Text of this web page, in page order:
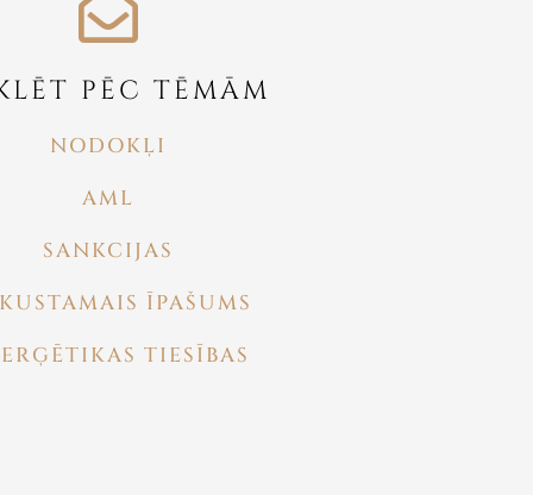
PĒC TĒMĀM
NODOKĻI
AML
SANKCIJAS
ĪPAŠUMS
TIESĪBAS